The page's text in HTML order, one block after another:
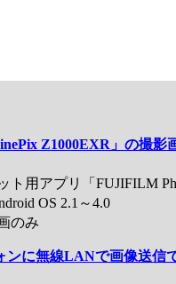
Z1000EXR」の撮影
用アプリ「FUJIFILM
OS 2.1～4.0
のみ
に無線LANで画像送信で